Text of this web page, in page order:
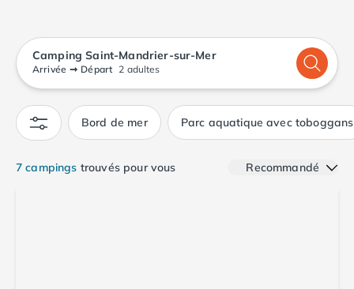
Camping Manche
Camping Mont Saint Michel
Camping Bretagne
Camping Côtes d'Armor
Camping Erquy
Camping Saint-Cast-le-Guildo
Camping Finistère
Camping Saint-Mandrier-sur-Mer
Arrivée ➞ Départ 2 adultes
Bord de mer Parc aquatique avec toboggans
7 campings trouvés pour vous Recommandé